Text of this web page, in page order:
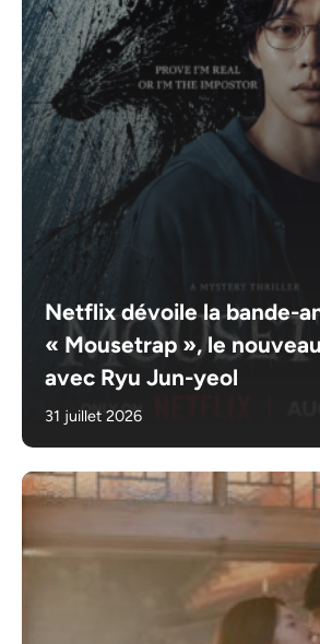
Netflix dévoile la bande-
« Mousetrap », le
avec Ryu Jun-yeol
31 juillet 2026